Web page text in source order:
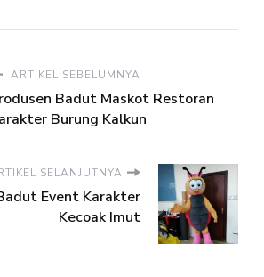
ARTIKEL SEBELUMNYA
Badut Maskot Restoran
Burung Kalkun
SELANJUTNYA
Event Karakter
Kecoak Imut